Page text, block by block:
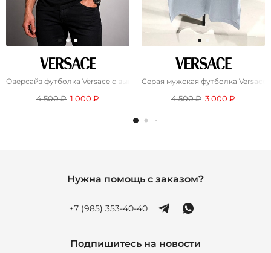
Оверсайз футболка Versace с вышивкой Medusa - Black
4 500 ₽ 1 000 ₽
Серая мужская футболка Versace
4 500 ₽ 3 000 ₽
Нужна помощь с заказом?
+7 (985) 353-40-40
Подпишитесь на новости